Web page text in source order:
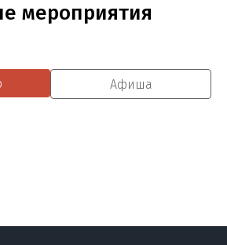
мероприятия
Афиша